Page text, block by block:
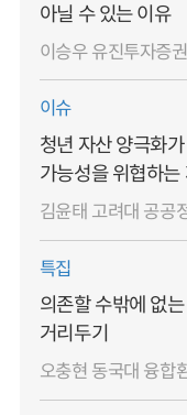
아닐 수 있는 이유
이승우 유진투자증
이슈
청년 자산 양극화
가능성을 위협하는
김윤태 고려대 공공
특집
의존할 수밖에 없
거리두기
오충현 동국대 융합